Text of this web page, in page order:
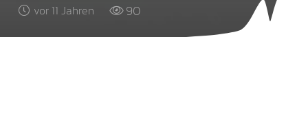
vor 11 Jahren 90